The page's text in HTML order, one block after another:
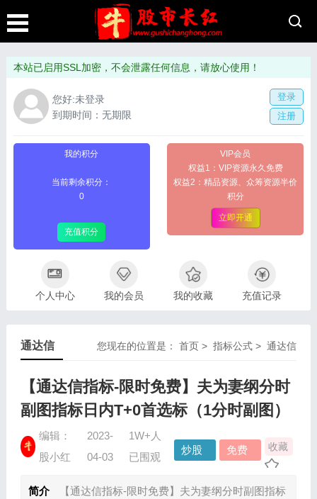
本站已启用SSL加密，不会泄露任何信息，请放心使用！
您好:未登录
到期时间：无期限
登录
注册
我的积分
当前剩余积分：
0
充值积分
VIP会员
权益1：VIP资源永久免费
权益2：精品资源、众筹资源半价
积分
立即开通
个人中心 我的会员 我的收藏 充值记录
您现在的位置是：首页 >指标公式 >通达信
通达信
【通达信指标-限时免费】夫为妻纲分时
副图指标日内T+0首选标（1分时副图）
编辑：
股小红
2023-
04-03
1W+人
已围观
炒股
免费
收藏
简介
【通达信指标-限时免费】夫为妻纲分时副图指标